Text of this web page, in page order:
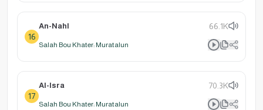
16
An-Nahl 66.1K
Salah Bou Khater: Muratalun
17
Al-Isra 70.3K
Salah Bou Khater: Muratalun